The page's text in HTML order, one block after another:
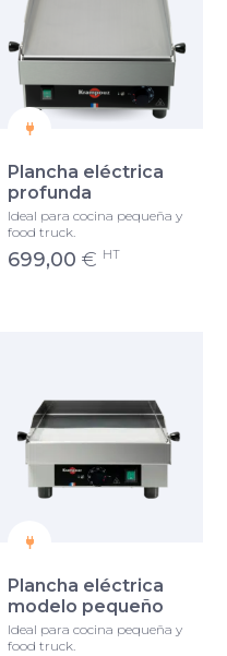
Plancha eléctrica
profunda
Ideal para cocina pequeña y
food truck.
699,00 € HT
Plancha eléctrica
modelo pequeño
Ideal para cocina pequeña y
food truck.